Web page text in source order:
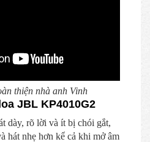
thiện nhà anh Vinh
JBL KP4010G2
dày, rõ lời và ít bị chói gắt,
hát nhẹ hơn kể cả khi mở âm